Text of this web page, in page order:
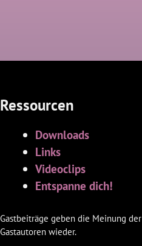
Ressourcen
Downloads
Links
Videoclips
Entspanne dich!
Gastbeiträge geben die Meinung der
Gastautoren wieder.